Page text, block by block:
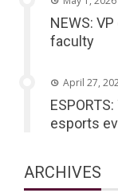
NEWS:
faculty
April 27,
esports
ARCHIVES